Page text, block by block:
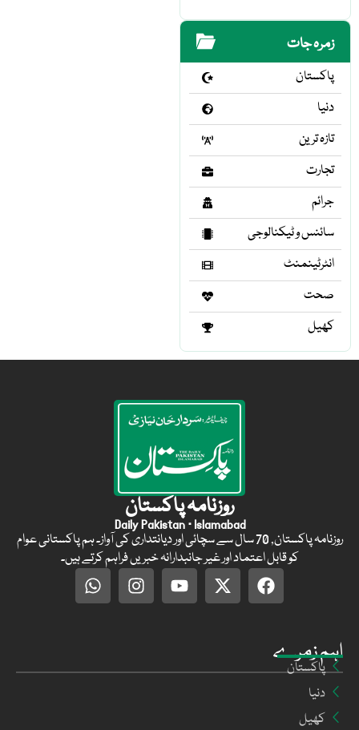
زمرہ جات
پاکستان
دنیا
تازہ ترین
تجارت
جرائم
سائنس و ٹیکنالوجی
انٹرٹینمنٹ
صحت
کھیل
اہم زمرے
پاکستان
دنیا
کھیل
روزنامہ پاکستان
Daily Pakistan · Islamabad
روزنامہ پاکستان, 70 سال سے سچائی اور دیانتداری کی آواز۔ ہم پاکستانی عوام
کو قابل اعتماد اور غیر جانبدارانہ خبریں فراہم کرتے ہیں۔